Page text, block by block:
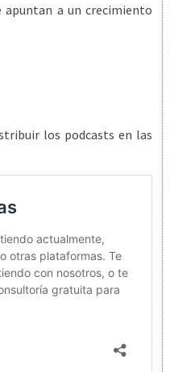
apuntan a un crecimiento
los podcasts en las